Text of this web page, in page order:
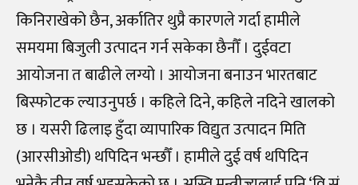
किनिराखेको छैन, अर्कातिर थुप्रै कारणले गर्दा हामीले
समयमा बिजुली उत्पादन गर्न सकेका छैनौँ । दुईवटा
आयोजना त बाढीले लग्यो । आयोजना बनाउन भारतबाट
बिस्फोटक ल्याउनुपर्छ । कहिले दिने, कहिले नदिने खालको
छ । यसरी ढिलाइ हुँदा व्यापारिक विद्युत उत्पादन मिति
(आरसीओडी) थपिदिन भन्छौँ । हामीले दुई वर्ष थपिदिन